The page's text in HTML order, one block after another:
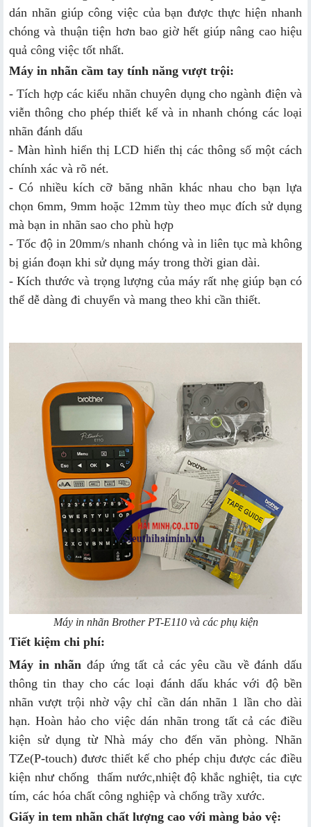
dán nhãn giúp công việc của bạn được thực hiện nhanh
chóng và thuận tiện hơn bao giờ hết giúp nâng cao hiệu
quả công việc tốt nhất.
Máy in nhãn cầm tay tính năng vượt trội:
- Tích hợp các kiểu nhãn chuyên dụng cho ngành điện và
viễn thông cho phép thiết kế và in nhanh chóng các loại
nhãn đánh dấu
- Màn hình hiển thị LCD hiển thị các thông số một cách
chính xác và rõ nét.
- Có nhiều kích cỡ băng nhãn khác nhau cho bạn lựa
chọn 6mm, 9mm hoặc 12mm tùy theo mục đích sử dụng
mà bạn in nhãn sao cho phù hợp
- Tốc độ in 20mm/s nhanh chóng và in liên tục mà không
bị gián đoạn khi sử dụng máy trong thời gian dài.
- Kích thước và trọng lượng của máy rất nhẹ giúp bạn có
thể dễ dàng đi chuyển và mang theo khi cần thiết.
Máy in nhãn Brother PT-E110 và các phụ kiện
Tiết kiệm chi phí:
Máy in nhãn đáp ứng tất cả các yêu cầu về đánh dấu
thông tin thay cho các loại đánh dấu khác với độ bền
nhãn vượt trội nhờ vậy chỉ cần dán nhãn 1 lần cho dài
hạn. Hoàn hảo cho việc dán nhãn trong tất cả các điều
kiện sử dụng từ Nhà máy cho đến văn phòng. Nhãn
TZe(P-touch) đươc thiết kế cho phép chịu được các điều
kiện như chống thấm nước,nhiệt độ khắc nghiệt, tia cực
tím, các hóa chất công nghiệp và chống trầy xước.
Giấy in tem nhãn chất lượng cao với màng bảo vệ: